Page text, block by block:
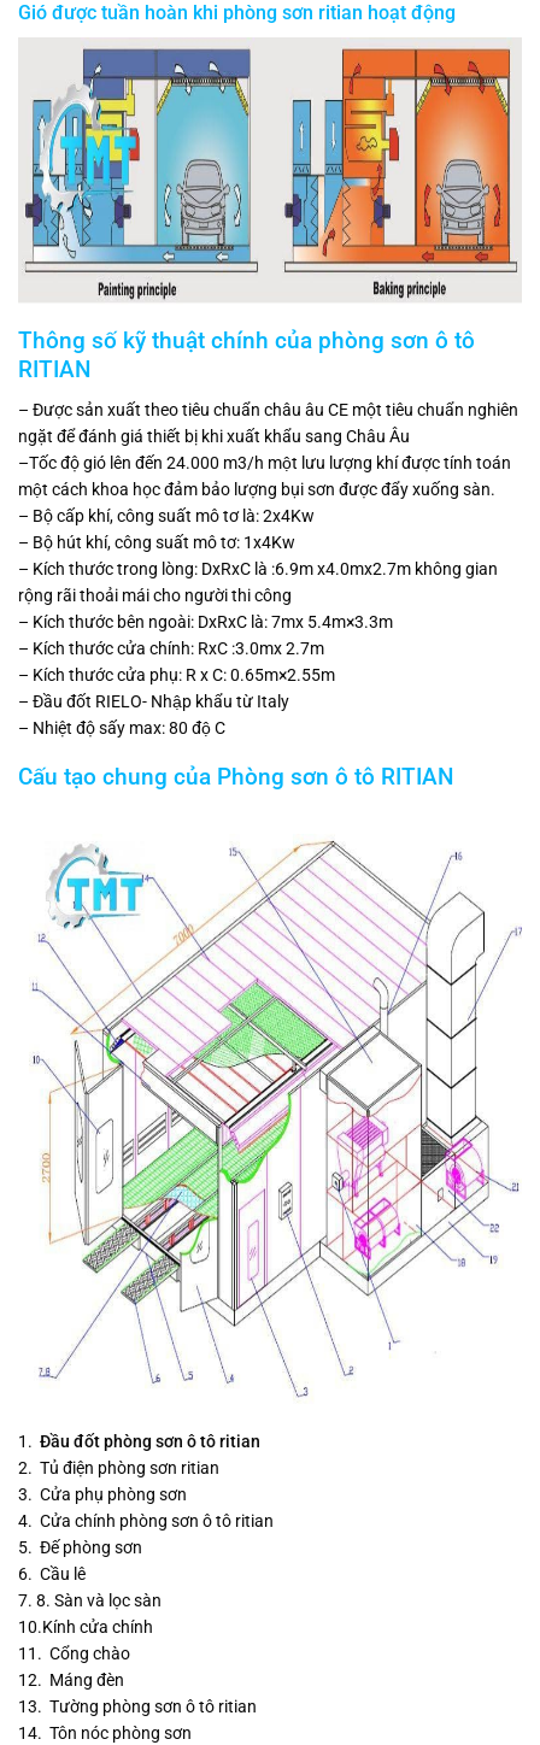
Gió được tuần hoàn khi phòng sơn ritian hoạt động
Thông số kỹ thuật chính của phòng sơn ô tô
RITIAN
– Được sản xuất theo tiêu chuẩn châu âu CE một tiêu chuẩn nghiên
ngặt để đánh giá thiết bị khi xuất khẩu sang Châu Âu
–Tốc độ gió lên đến 24.000 m3/h một lưu lượng khí được tính toán
một cách khoa học đảm bảo lượng bụi sơn được đẩy xuống sàn.
– Bộ cấp khí, công suất mô tơ là: 2x4Kw
– Bộ hút khí, công suất mô tơ: 1x4Kw
– Kích thước trong lòng: DxRxC là :6.9m x4.0mx2.7m không gian
rộng rãi thoải mái cho người thi công
– Kích thước bên ngoài: DxRxC là: 7mx 5.4m×3.3m
– Kích thước cửa chính: RxC :3.0mx 2.7m
– Kích thước cửa phụ: R x C: 0.65m×2.55m
– Đầu đốt RIELO- Nhập khẩu từ Italy
– Nhiệt độ sấy max: 80 độ C
Cấu tạo chung của Phòng sơn ô tô RITIAN
1. Đầu đốt phòng sơn ô tô ritian
2. Tủ điện phòng sơn ritian
3. Cửa phụ phòng sơn
4. Cửa chính phòng sơn ô tô ritian
5. Đế phòng sơn
6. Cầu lê
7. 8. Sàn và lọc sàn
10.Kính cửa chính
11. Cổng chào
12. Máng đèn
13. Tường phòng sơn ô tô ritian
14. Tôn nóc phòng sơn